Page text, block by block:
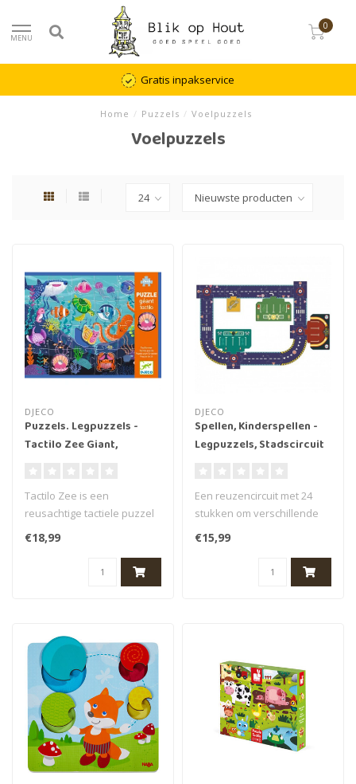
MENU
0
Gratis inpakservice
Home / Puzzels / Voelpuzzels
Voelpuzzels
DJECO
Puzzels. Legpuzzels -
Tactilo Zee Giant,
Tactilo Zee is een
reusachtige tactiele puzzel
van 32 stukjes. Je kind legt
de p..
€18,99
DJECO
Spellen, Kinderspellen -
Legpuzzels, Stadscircuit
Een reuzencircuit met 24
stukken om verschillende
circuits te maken en met de
€15,99